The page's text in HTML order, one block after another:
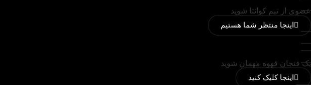
عضوی از تیم کوانتا شوید
اینجا منتظر شما هستیم
یک فنجان قهوه مهمان شوید
اینجا کلیک کنید